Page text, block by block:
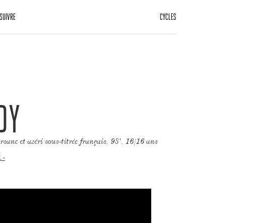
CYCLES
et azéri sous-titrée français, 98', 16/16 ans